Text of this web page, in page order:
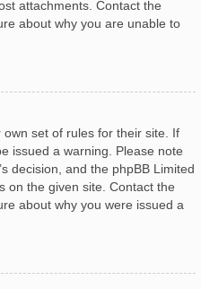
attachments. Contact the
about why you are unable to
set of rules for their site. If
issued a warning. Please note
decision, and the phpBB Limited
on the given site. Contact the
about why you were issued a